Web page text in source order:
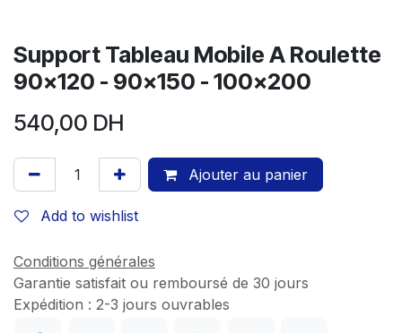
Support Tableau Mobile A Roulette
90x120 - 90x150 - 100x200
540,00 DH
Ajouter au panier
Add to wishlist
Conditions générales
Garantie satisfait ou remboursé de 30 jours
Expédition : 2-3 jours ouvrables